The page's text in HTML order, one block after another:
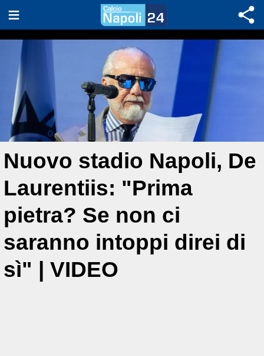
Nuovo stadio Napoli, De
Laurentiis: "Prima
pietra? Se non ci
saranno intoppi direi di
sì" | VIDEO